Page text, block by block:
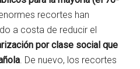
recortes han
a costa de reducir el
por clase social que
. De nuevo, los recortes